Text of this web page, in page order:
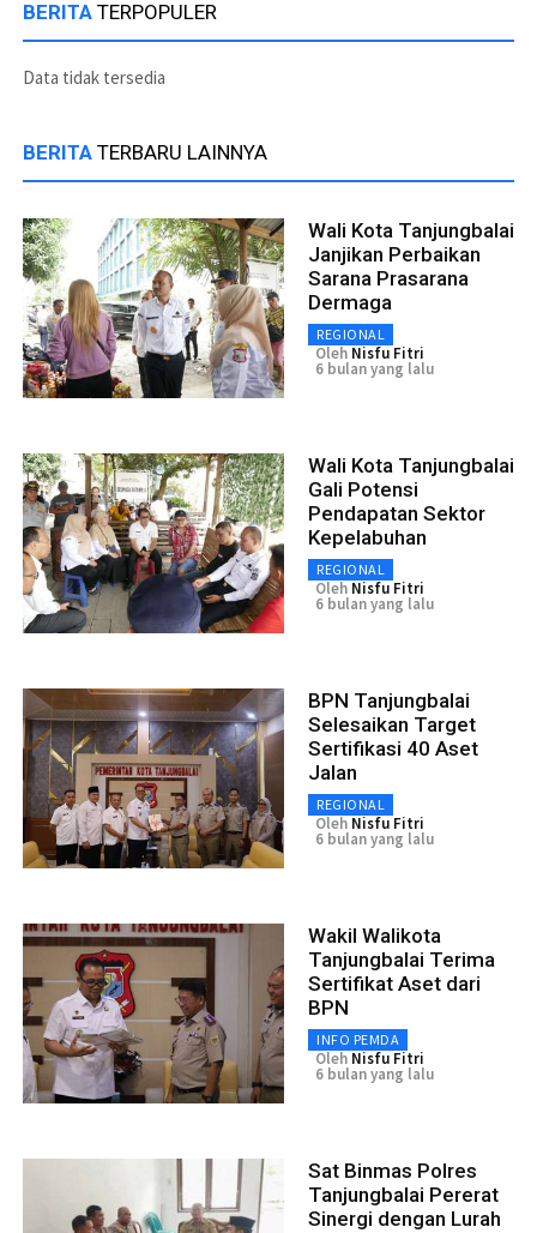
BERITA TERPOPULER
Data tidak tersedia
BERITA TERBARU LAINNYA
Wali Kota Tanjungbalai
Janjikan Perbaikan
Sarana Prasarana
Dermaga
REGIONAL
Oleh Nisfu Fitri
6 bulan yang lalu
Wali Kota Tanjungbalai
Gali Potensi
Pendapatan Sektor
Kepelabuhan
REGIONAL
Oleh Nisfu Fitri
6 bulan yang lalu
BPN Tanjungbalai
Selesaikan Target
Sertifikasi 40 Aset
Jalan
REGIONAL
Oleh Nisfu Fitri
6 bulan yang lalu
Wakil Walikota
Tanjungbalai Terima
Sertifikat Aset dari
BPN
INFO PEMDA
Oleh Nisfu Fitri
6 bulan yang lalu
Sat Binmas Polres
Tanjungbalai Pererat
Sinergi dengan Lurah